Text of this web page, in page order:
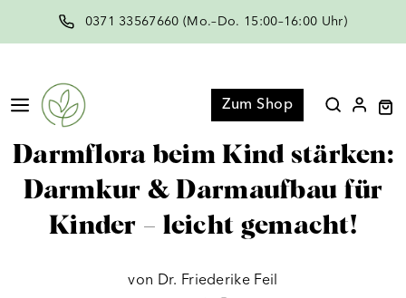
0371 33567660 (Mo.–Do. 15:00–16:00 Uhr)
Menü Zum Shop
Darmflora beim Kind stärken:
Darmkur & Darmaufbau für
Kinder – leicht gemacht!
von Dr. Friederike Feil